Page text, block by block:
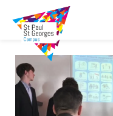
contenu
principal